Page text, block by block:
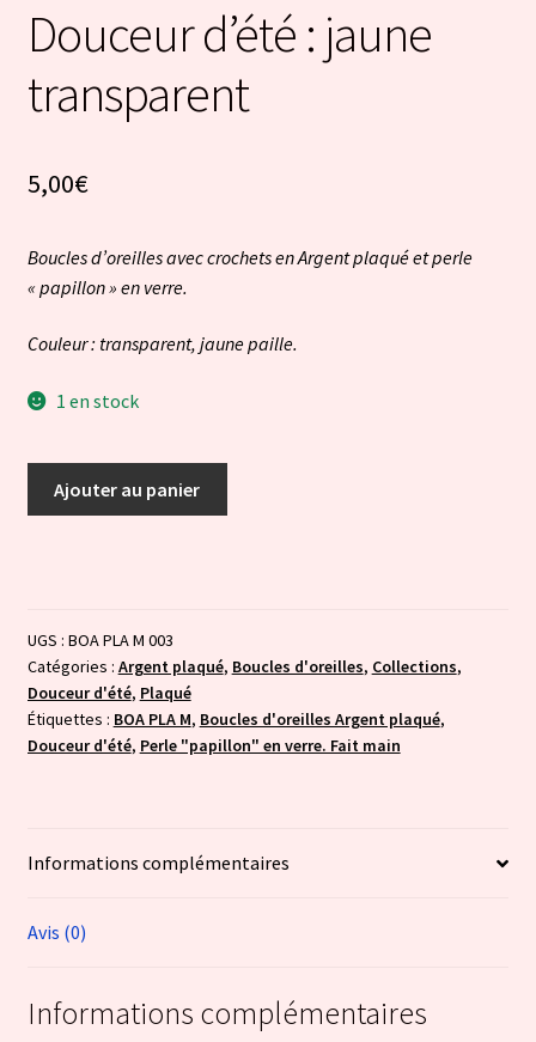
Douceur d’été : jaune
transparent
5,00€
Boucles d’oreilles avec crochets en Argent plaqué et perle
« papillon » en verre.
Couleur : transparent, jaune paille.
1 en stock
transparent
Ajouter au panier
UGS : BOA PLA M 003
Catégories : Argent plaqué, Boucles d'oreilles, Collections,
Douceur d'été, Plaqué
Étiquettes : BOA PLA M, Boucles d'oreilles Argent plaqué,
Douceur d'été, Perle "papillon" en verre. Fait main
Informations complémentaires
Avis (0)
Informations complémentaires